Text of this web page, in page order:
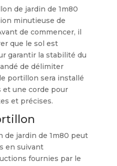
de jardin de 1m80
minutieuse de
de commencer, il
que le sol est
garantir la stabilité du
de délimiter
portillon sera installé
une corde pour
et précises.
de jardin de 1m80 peut
en suivant
fournies par le